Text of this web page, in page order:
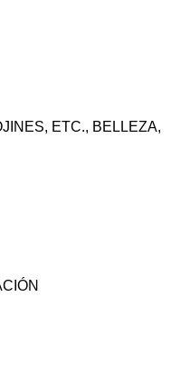
ETC., BELLEZA,